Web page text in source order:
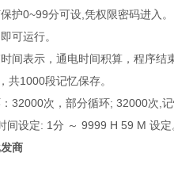
0~99分可设,凭权限密码进入。
可运行。
表示，通电时间积算，程序结
1000段记忆保存。
次，部分循环; 32000次,记
设定: 1分 ～ 9999 H 59 M 设定
商